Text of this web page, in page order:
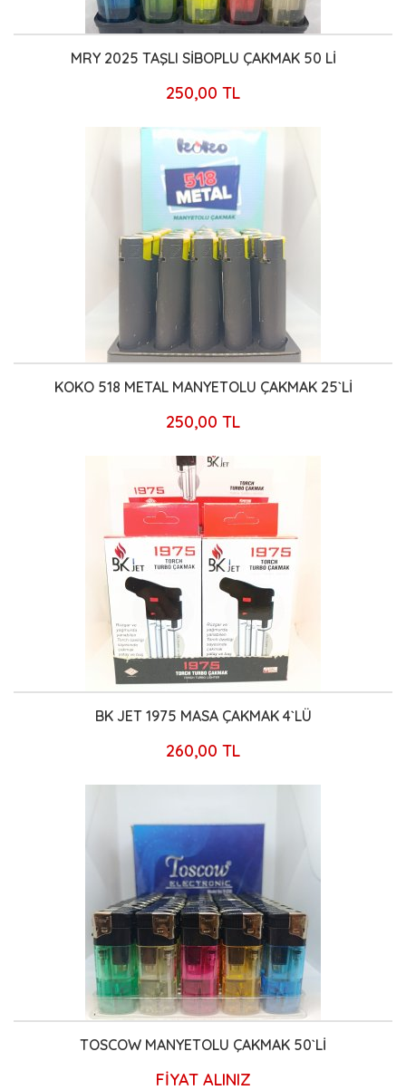
MRY 2025 TAŞLI SİBOPLU ÇAKMAK 50 Lİ
250,00 TL
KOKO 518 METAL MANYETOLU ÇAKMAK 25`Lİ
250,00 TL
BK JET 1975 MASA ÇAKMAK 4`LÜ
260,00 TL
TOSCOW MANYETOLU ÇAKMAK 50`Lİ
FİYAT ALINIZ